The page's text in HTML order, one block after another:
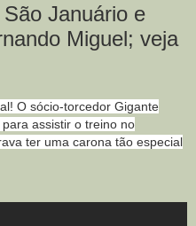
Januário e
Miguel; veja
O sócio-torcedor Gigante
assistir o treino no
ter uma carona tão especial